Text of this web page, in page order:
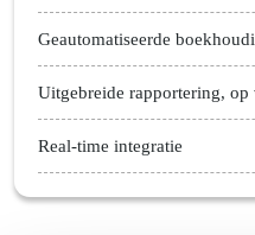
Geautomatiseerde
Uitgebreide rapportering, op
Real-time integratie